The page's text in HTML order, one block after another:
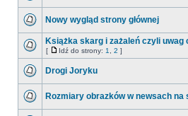
Nowy wygląd strony głównej
Książka skarg i zażaleń czyli uwag
[ Idź do strony: 1 2 ]
Drogi Joryku
Rozmiary obrazków w newsach na